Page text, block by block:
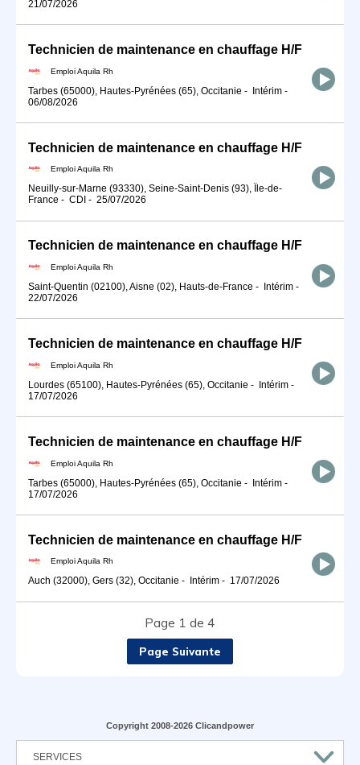
21/07/2026
Technicien de maintenance en chauffage H/F
Emploi Aquila Rh
Tarbes (65000), Hautes-Pyrénées (65), Occitanie - Intérim -
06/08/2026
Technicien de maintenance en chauffage H/F
Emploi Aquila Rh
Neuilly-sur-Marne (93330), Seine-Saint-Denis (93), Île-de-
France - CDI - 25/07/2026
Technicien de maintenance en chauffage H/F
Emploi Aquila Rh
Saint-Quentin (02100), Aisne (02), Hauts-de-France - Intérim -
22/07/2026
Technicien de maintenance en chauffage H/F
Emploi Aquila Rh
Lourdes (65100), Hautes-Pyrénées (65), Occitanie - Intérim -
17/07/2026
Technicien de maintenance en chauffage H/F
Emploi Aquila Rh
Tarbes (65000), Hautes-Pyrénées (65), Occitanie - Intérim -
17/07/2026
Technicien de maintenance en chauffage H/F
Emploi Aquila Rh
Auch (32000), Gers (32), Occitanie - Intérim - 17/07/2026
Page 1 de 4
Page Suivante
Copyright 2008-2026 Clicandpower
SERVICES